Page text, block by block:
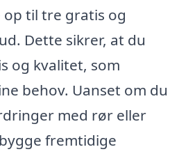
op til tre gratis og
Dette sikrer, at du
og kvalitet, som
behov. Uanset om du
med rør eller
fremtidige